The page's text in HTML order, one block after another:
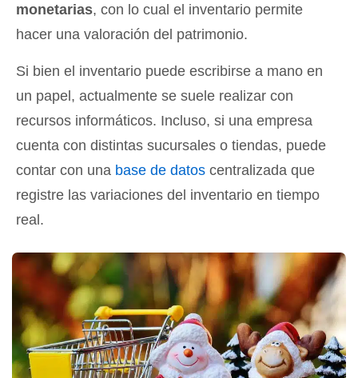
monetarias, con lo cual el inventario permite
hacer una valoración del patrimonio.
Si bien el inventario puede escribirse a mano en
un papel, actualmente se suele realizar con
recursos informáticos. Incluso, si una empresa
cuenta con distintas sucursales o tiendas, puede
contar con una base de datos centralizada que
registre las variaciones del inventario en tiempo
real.